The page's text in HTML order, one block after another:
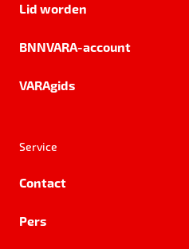
Lid worden
BNNVARA-account
VARAgids
Service
Contact
Pers